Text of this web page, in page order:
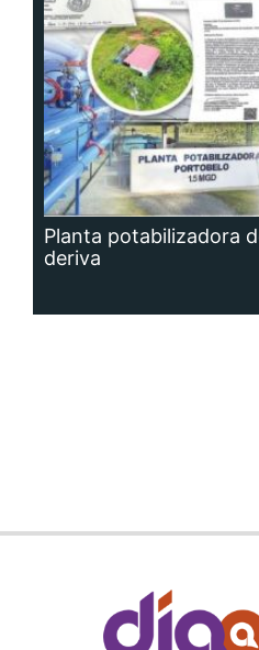
Planta potabilizadora
deriva